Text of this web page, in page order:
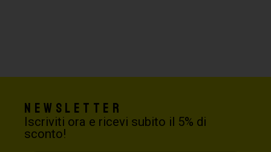
Newsletter
Iscriviti ora e ricevi subito il 5% di
sconto!